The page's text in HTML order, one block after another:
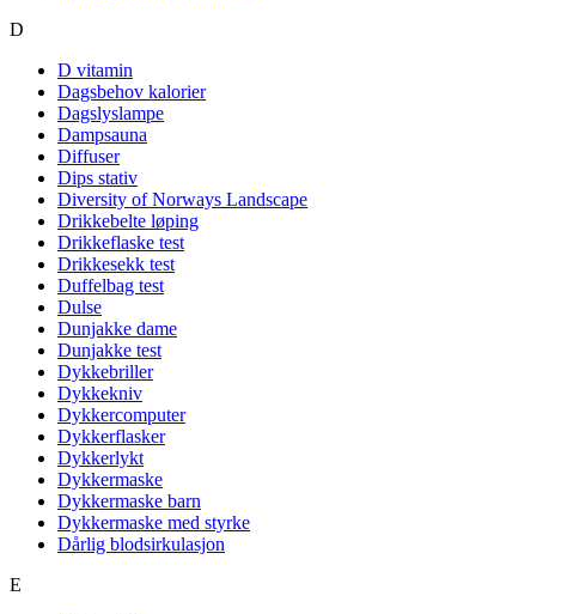
D
D vitamin
Dagsbehov kalorier
Dagslyslampe
Dampsauna
Diffuser
Dips stativ
Diversity of Norways Landscape
Drikkebelte løping
Drikkeflaske test
Drikkesekk test
Duffelbag test
Dulse
Dunjakke dame
Dunjakke test
Dykkebriller
Dykkekniv
Dykkercomputer
Dykkerflasker
Dykkerlykt
Dykkermaske
Dykkermaske barn
Dykkermaske med styrke
Dårlig blodsirkulasjon
E